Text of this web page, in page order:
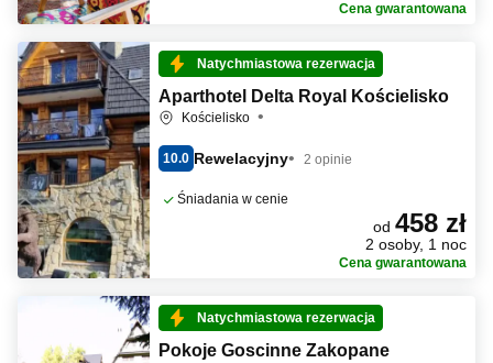
Cena gwarantowana
Natychmiastowa rezerwacja
Aparthotel Delta Royal Kościelisko
Kościelisko
10.0 Rewelacyjny 2 opinie
Śniadania w cenie
od 458 zł
2 osoby, 1 noc
Cena gwarantowana
Natychmiastowa rezerwacja
Pokoje Goscinne Zakopane